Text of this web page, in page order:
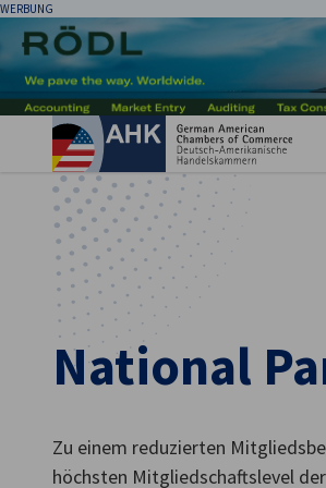
WERBUNG
National
Zu einem reduzierten
höchsten Mitgliedschaftslevel